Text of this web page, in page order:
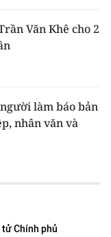
Văn Khê cho 2
làm báo bản
nhân văn và
tử Chính phủ